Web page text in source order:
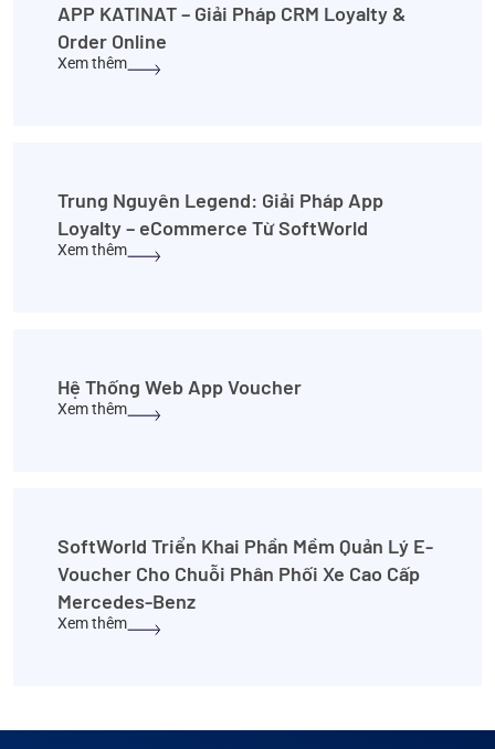
APP KATINAT – Giải Pháp CRM Loyalty &
Order Online
Xem thêm
Trung Nguyên Legend: Giải Pháp App
Loyalty – eCommerce Từ SoftWorld
Xem thêm
Hệ Thống Web App Voucher
Xem thêm
SoftWorld Triển Khai Phần Mềm Quản Lý E-
Voucher Cho Chuỗi Phân Phối Xe Cao Cấp
Mercedes-Benz
Xem thêm